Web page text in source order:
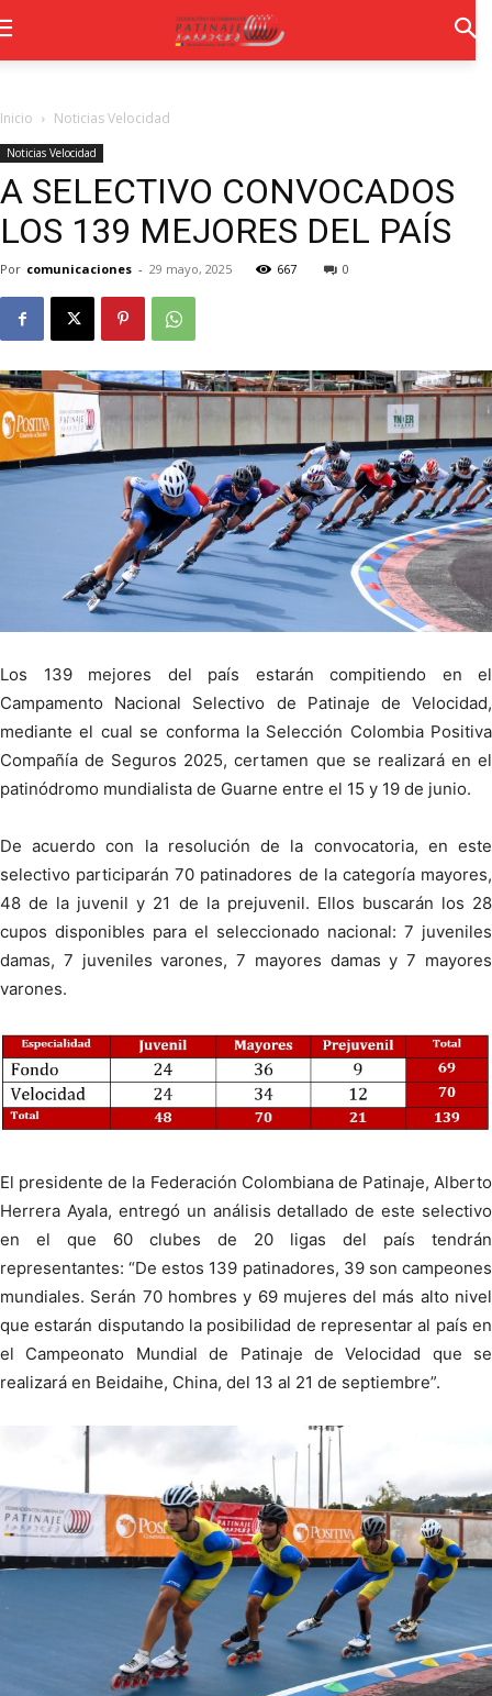
Inicio Noticias Velocidad
Noticias Velocidad
A SELECTIVO CONVOCADOS
LOS 139 MEJORES DEL PAÍS
Por comunicaciones - 29 mayo, 2025 667 0
Los 139 mejores del país estarán compitiendo en el
Campamento Nacional Selectivo de Patinaje de Velocidad,
mediante el cual se conforma la Selección Colombia Positiva
Compañía de Seguros 2025, certamen que se realizará en el
patinódromo mundialista de Guarne entre el 15 y 19 de junio.
De acuerdo con la resolución de la convocatoria, en este
selectivo participarán 70 patinadores de la categoría mayores,
48 de la juvenil y 21 de la prejuvenil. Ellos buscarán los 28
cupos disponibles para el seleccionado nacional: 7 juveniles
damas, 7 juveniles varones, 7 mayores damas y 7 mayores
varones.
El presidente de la Federación Colombiana de Patinaje, Alberto
Herrera Ayala, entregó un análisis detallado de este selectivo
en el que 60 clubes de 20 ligas del país tendrán
representantes: “De estos 139 patinadores, 39 son campeones
mundiales. Serán 70 hombres y 69 mujeres del más alto nivel
que estarán disputando la posibilidad de representar al país en
el Campeonato Mundial de Patinaje de Velocidad que se
realizará en Beidaihe, China, del 13 al 21 de septiembre”.